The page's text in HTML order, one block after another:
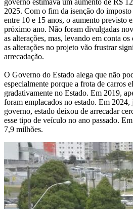
2025. Com o fim da isenção do
entre 10 e 15 anos, o aumento previsto
próximo ano. Não foram divulgadas
as alterações, mas, levando em conta
as alterações no projeto vão frustrar
arrecadação.
O Governo do Estado alega que não
especialmente porque a frota de carros
gradativamente no Estado. Em 2019,
foram emplacados no estado. Em
governo, estado deixou de arrecadar
esse tipo de veículo no ano passado.
7,9 milhões.